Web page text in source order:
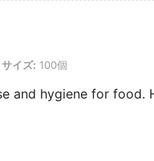
100個
サイズ: 100個
and hygiene for food.